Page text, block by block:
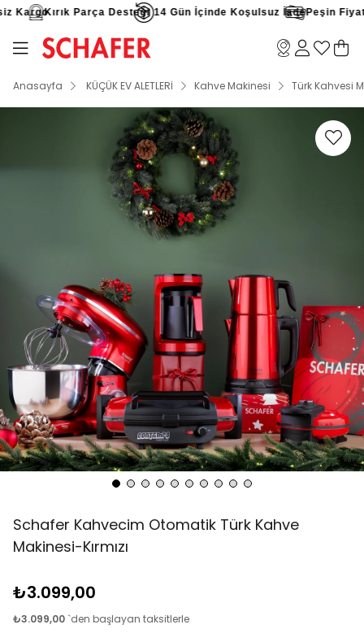
KargoKırık Parça Desteği 14 Gün İçinde Koşulsuz İadePeşin
Anasayfa KÜÇÜK EV ALETLERİ Kahve Makinesi Türk Kahvesi
Schafer Kahvecim Otomatik Türk Kahve
Makinesi-Kırmızı
₺3.099,00
₺3.099,00 `den başlayan taksitlerle